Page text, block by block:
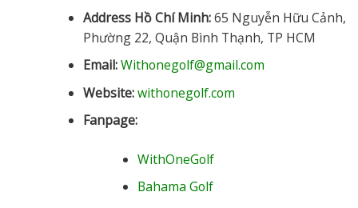
Address Hồ Chí Minh:65 Nguyễn Hữu Cảnh,
Phường 22, Quận Bình Thạnh, TP HCM
Email:Withonegolf@gmail.com
Website:withonegolf.com
Fanpage:
WithOneGolf
Bahama Golf